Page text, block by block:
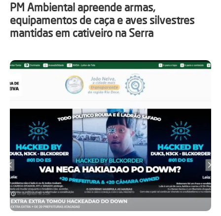
PM Ambiental apreende armas,
equipamentos de caça e aves silvestres
mantidas em cativeiro na Serra